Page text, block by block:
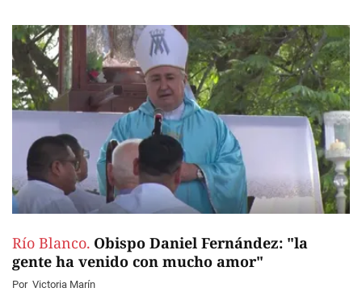
Río Blanco. Obispo Daniel Fernández: "la
gente ha venido con mucho amor"
Por Victoria Marín